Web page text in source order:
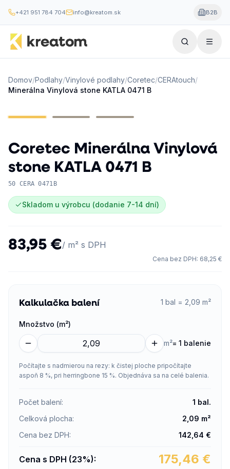
+421 951 784 704 info@kreatom.sk B2B
Domov/Podlahy/Vinylové podlahy/Coretec/CERAtouch/
Minerálna Vinylová stone KATLA 0471 B
Coretec Minerálna Vinylová
stone KATLA 0471 B
50 CERA 0471B
Skladom u výrobcu (dodanie 7-14 dní)
83,95 €/ m² s DPH
Cena bez DPH: 68,25 €
Kalkulačka balení 1 bal = 2,09 m²
Množstvo (m²)
m²= 1 balenie
Počítajte s nadmierou na rezy: k čistej ploche pripočítajte
aspoň 8 %, pri herringbone 15 %. Objednáva sa na celé balenia.
Počet balení: 1 bal.
Celková plocha: 2,09 m²
Cena bez DPH: 142,64 €
Cena s DPH (23%): 175,46 €